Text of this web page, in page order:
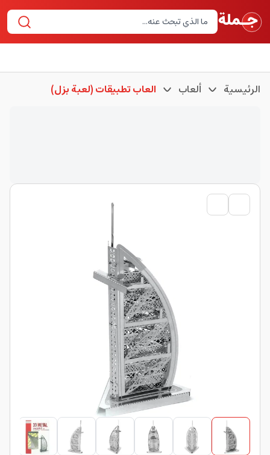
الرئيسية ألعاب العاب تطبيقات (لعبة بزل)